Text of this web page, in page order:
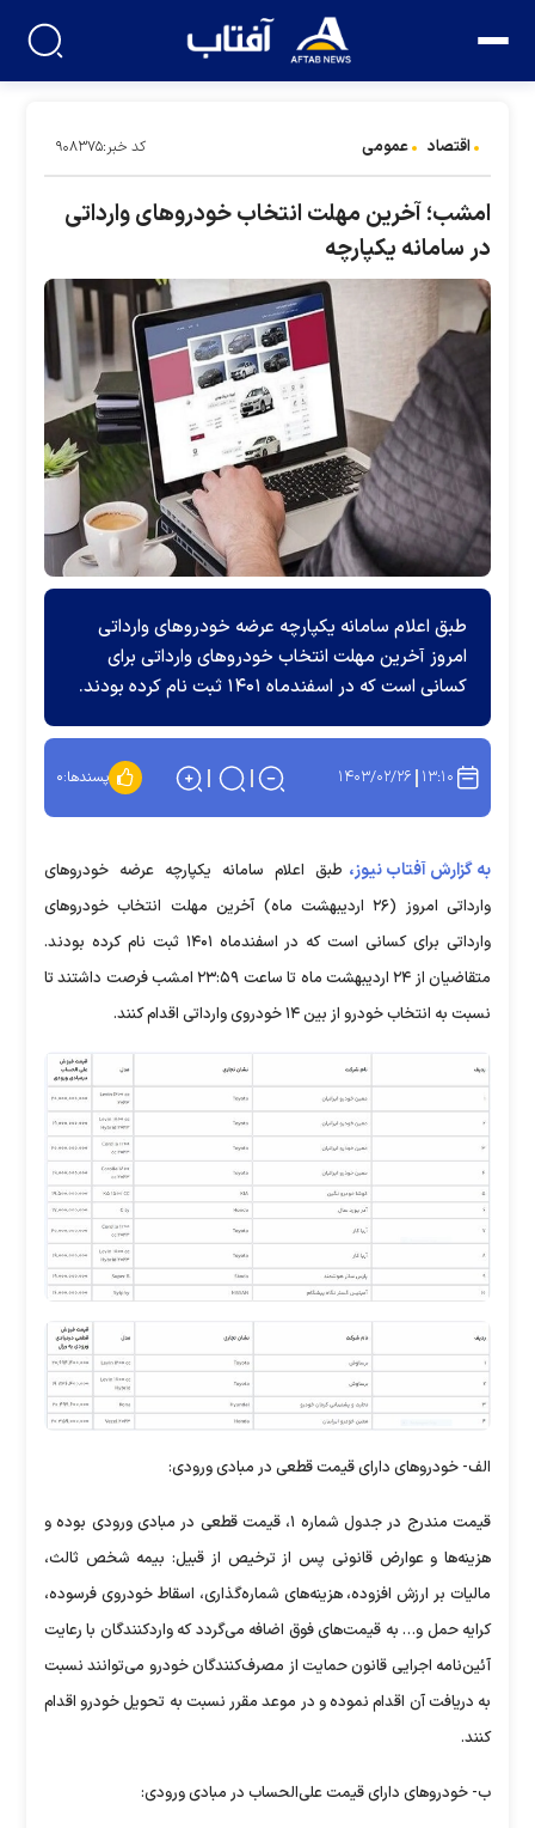
اقتصاد عمومی کد خبر:۹۰۸۳۷۵
امشب؛ آخرین مهلت انتخاب خودرو‌های وارداتی
در سامانه یکپارچه
طبق اعلام سامانه یکپارچه عرضه خودرو‌های وارداتی
امروز آخرین مهلت انتخاب خودرو‌های وارداتی برای
کسانی است که در اسفندماه ۱۴۰۱ ثبت نام کرده بودند.
۱۳:۱۰ ۱۴۰۳/۰۲/۲۶ پسندها:۰
به گزارش آفتاب نیوز، طبق اعلام سامانه یکپارچه عرضه خودرو‌های
وارداتی امروز (۲۶ اردیبهشت ماه) آخرین مهلت انتخاب خودرو‌های
وارداتی برای کسانی است که در اسفندماه ۱۴۰۱ ثبت نام کرده بودند.
متقاضیان از ۲۴ اردیبهشت ماه تا ساعت ۲۳:۵۹ امشب فرصت داشتند تا
نسبت به انتخاب خودرو از بین ۱۴ خودروی وارداتی اقدام کنند.
الف- خودرو‌های دارای قیمت قطعی در مبادی ورودی:
قیمت مندرج در جدول شماره ۱، قیمت قطعی در مبادی ورودی بوده و
هزینه‌ها و عوارض قانونی پس از ترخیص از قبیل: بیمه شخص ثالث،
مالیات بر ارزش افزوده، هزینه‌های شماره‌گذاری، اسقاط خودروی فرسوده،
کرایه حمل و… به قیمت‌های فوق اضافه می‌گردد که واردکنندگان با رعایت
آئین‌نامه اجرایی قانون حمایت از مصرف‌کنندگان خودرو می‌توانند نسبت
به دریافت آن اقدام نموده و در موعد مقرر نسبت به تحویل خودرو اقدام
کنند.
ب- خودرو‌های دارای قیمت علی‌الحساب در مبادی ورودی: